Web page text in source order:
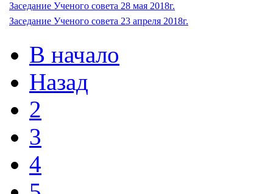
Заседание Ученого совета 28 мая 2018г.
Заседание Ученого совета 23 апреля 2018г.
В начало
Назад
2
3
4